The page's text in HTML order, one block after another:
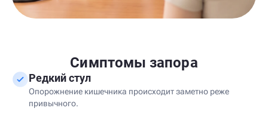
Симптомы запора
Редкий стул
Опорожнение кишечника происходит заметно реже
привычного.